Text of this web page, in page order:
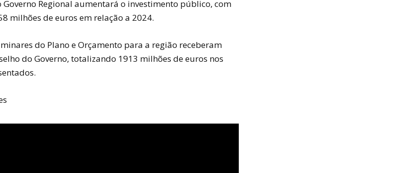
Governo Regional aumentará o investimento público, com
milhões de euros em relação a 2024.
do Plano e Orçamento para a região receberam
do Governo, totalizando 1913 milhões de euros nos